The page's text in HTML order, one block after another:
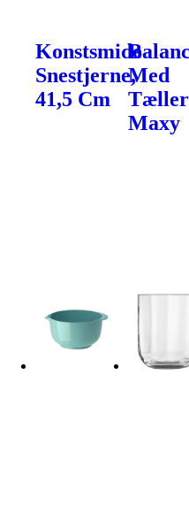
Konstsmide
Snestjerne,
41,5 Cm
Med
Maxy